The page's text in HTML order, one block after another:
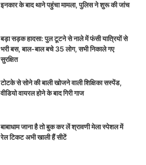
इनकार के बाद थाने पहुंचा मामला, पुलिस ने शुरू की जांच
बड़ा सड़क हादसा: पुल टूटने से नाले में फंसी यात्रियों से
भरी बस, बाल-बाल बचे 35 लोग, सभी निकाले गए
सुरक्षित
टोटके से सोने की बाली खोजने वाली शिक्षिका सस्पेंड,
वीडियो वायरल होने के बाद गिरी गाज
बाबाधाम जाना है तो बुक कर लें श्रावणी मेला स्पेशल में
रेल टिकट अभी खाली हैं सीटें